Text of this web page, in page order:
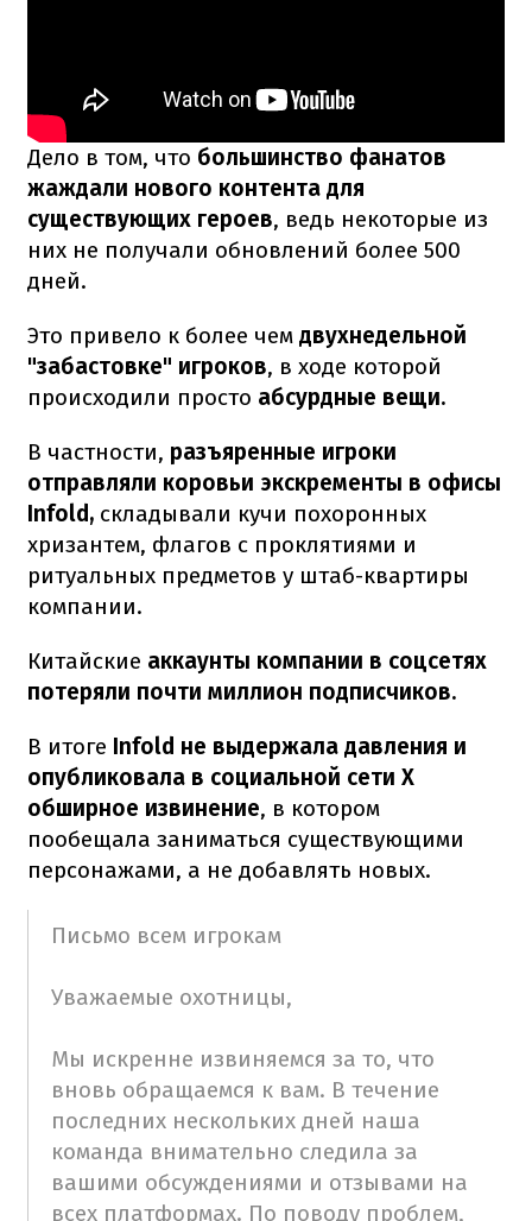
Дело в том, что большинство фанатов
жаждали нового контента для
существующих героев, ведь некоторые из
них не получали обновлений более 500
дней.
Это привело к более чем двухнедельной
"забастовке" игроков, в ходе которой
происходили просто абсурдные вещи.
В частности, разъяренные игроки
отправляли коровьи экскременты в офисы
Infold, складывали кучи похоронных
хризантем, флагов с проклятиями и
ритуальных предметов у штаб-квартиры
компании.
Китайские аккаунты компании в соцсетях
потеряли почти миллион подписчиков.
В итоге Infold не выдержала давления и
опубликовала в социальной сети X
обширное извинение, в котором
пообещала заниматься существующими
персонажами, а не добавлять новых.
Письмо всем игрокам
Уважаемые охотницы,
Мы искренне извиняемся за то, что
вновь обращаемся к вам. В течение
последних нескольких дней наша
команда внимательно следила за
вашими обсуждениями и отзывами на
всех платформах. По поводу проблем,